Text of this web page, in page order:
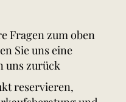
Fragen zum oben
Sie uns eine
uns zurück
reservieren,